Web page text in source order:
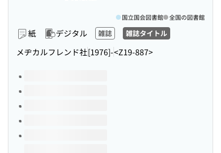
紙 デジタル 雑誌 雑誌タイトル
メヂカルフレンド社[1976]-<Z19-887>
国立国会図書館 全国の図書館
このタイトルの巻号